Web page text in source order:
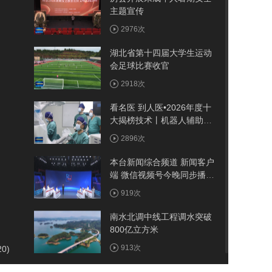
主题宣传
2976次
湖北省第十四届大学生运动
会足球比赛收官
2918次
看名医 到人医•2026年度十
大揭榜技术丨机器人辅助手
术为患者诊疗提供新选择
2896次
本台新闻综合频道 新闻客户
端 微信视频号今晚同步播出
《周五面对面》聚焦竹溪：
建强省际节点县 做优农旅大
文章
919次
南水北调中线工程调水突破
800亿立方米
913次